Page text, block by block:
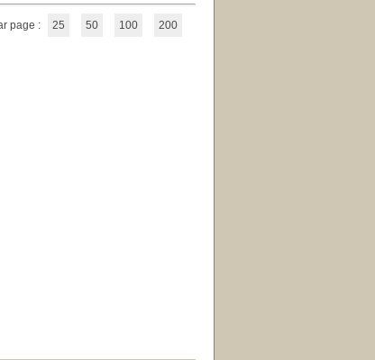
page : 25 50 100 200